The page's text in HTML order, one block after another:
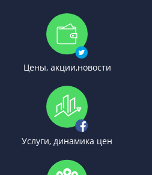
Цены, акции,новости
Услуги, динамика цен